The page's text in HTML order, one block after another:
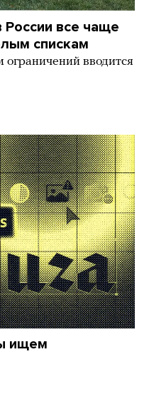
все чаще
спискам
ограничений вводится
ищем